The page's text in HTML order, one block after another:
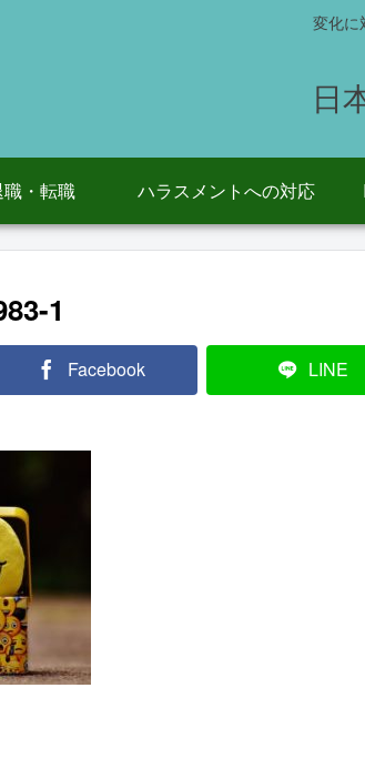
変化に
日
職・転職 ハラスメントへの対応
1
Facebook LINE